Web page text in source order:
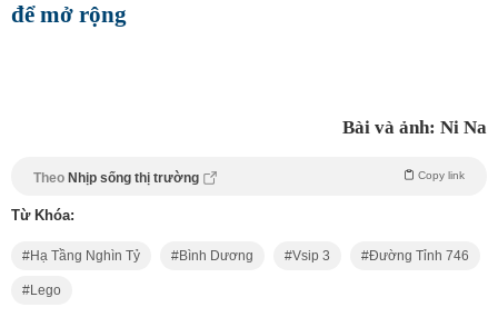
để mở rộng
Bài và ảnh: Ni Na
Theo Nhịp sống thị trường Copy link
Từ Khóa:
Hạ Tầng Nghìn Tỷ Bình Dương Vsip 3 Đường Tỉnh 746
Lego